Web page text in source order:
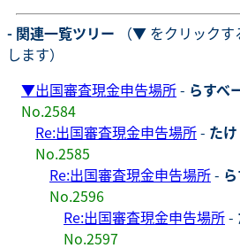
- 関連一覧ツリー （▼ をクリック
します）
▼出国審査現金申告場所- らすべ
No.2584
Re:出国審査現金申告場所- たけ
No.2585
Re:出国審査現金申告場所-
No.2596
Re:出国審査現金申告場所-
No.2597